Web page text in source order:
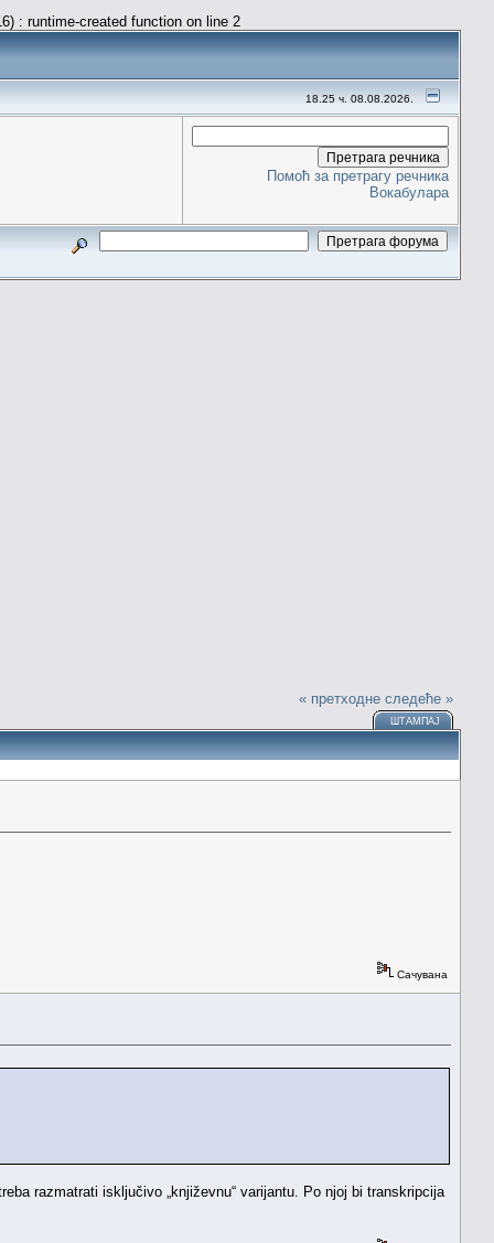
: runtime-created function on line 2
18.25 ч. 08.08.2026.
Помоћ за претрагу речника
Вокабулара
« претходне следеће »
ШТАМПАЈ
Сачувана
razmatrati isključivo „književnu“ varijantu. Po njoj bi transkripcija